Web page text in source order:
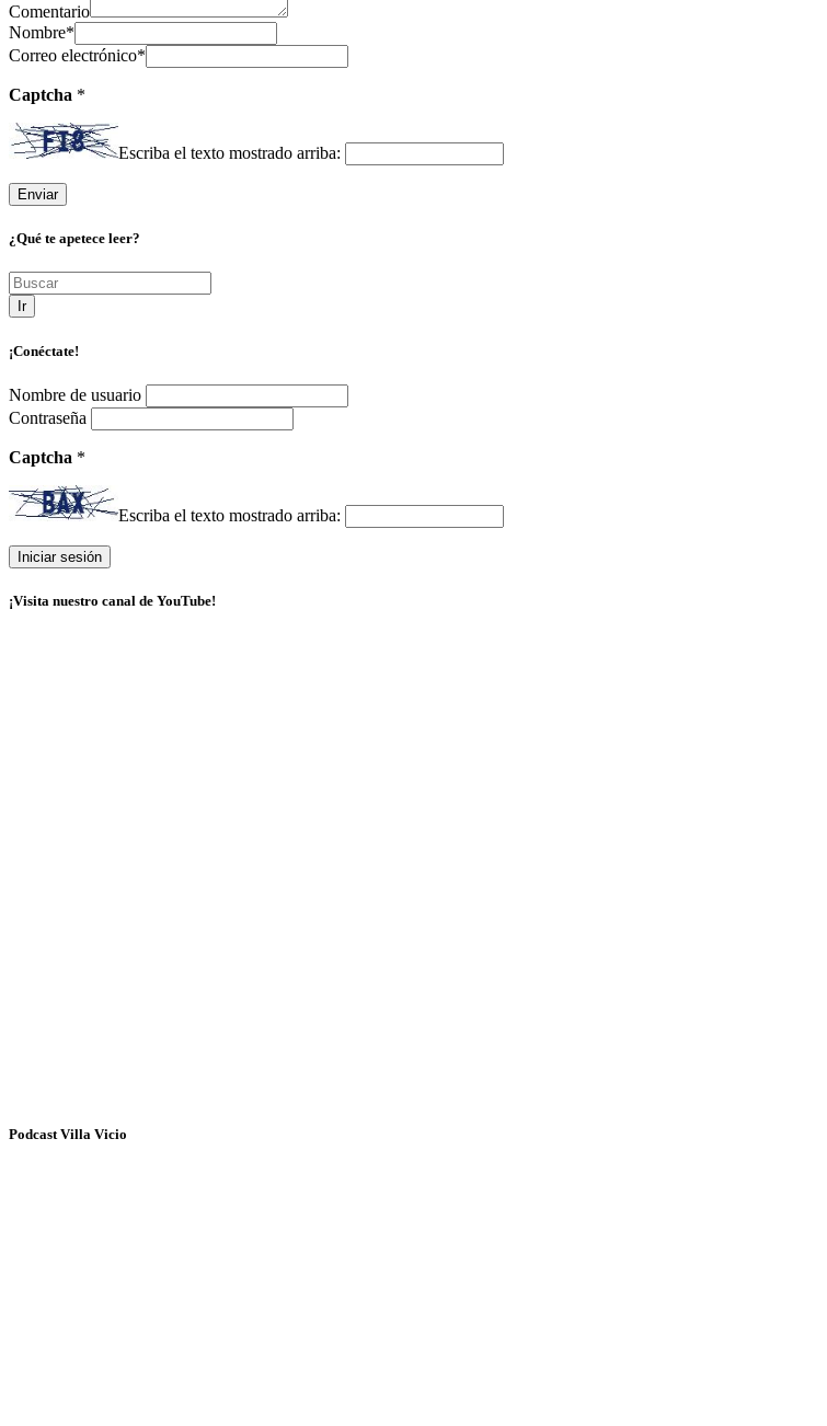
Comentario
Nombre*
Correo electrónico*
Captcha *
Escriba el texto mostrado arriba:
¿Qué te apetece leer?
Ir
¡Conéctate!
Nombre de usuario
Contraseña
Captcha *
Escriba el texto mostrado arriba:
¡Visita nuestro canal de YouTube!
Podcast Villa Vicio